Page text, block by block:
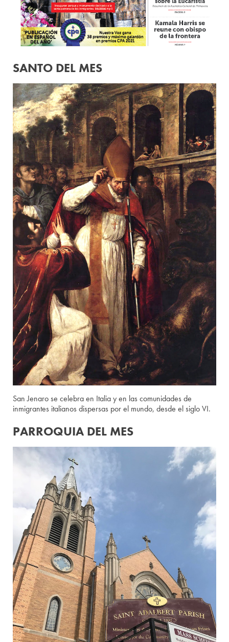
SANTO DEL MES
San Jenaro se celebra en Italia y en las comunidades de
inmigrantes italianos dispersas por el mundo, desde el siglo VI.
PARROQUIA DEL MES